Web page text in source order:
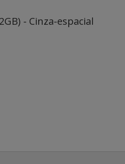
- Cinza-espacial